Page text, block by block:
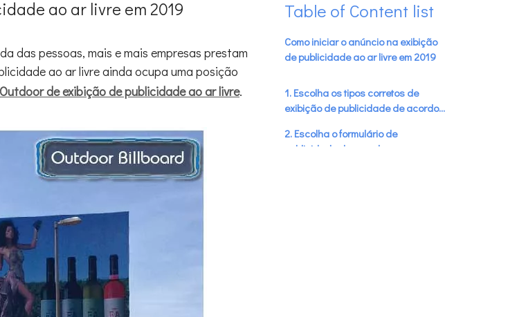
ao ar livre em 2019
das pessoas, mais e mais empresas prestam
ao ar livre ainda ocupa uma posição
Outdoor de exibição de publicidade ao ar livre.
Table of Content list
Como iniciar o anúncio na exibição
de publicidade ao ar livre em 2019
1. Escolha os tipos corretos de
exibição de publicidade de acordo
público.
2. Escolha o formulário de
publicidade de acordo com o